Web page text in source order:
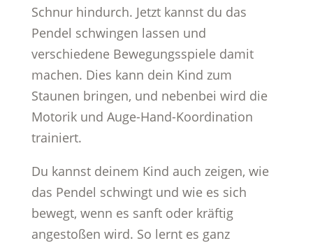
Schnur hindurch. Jetzt kannst du das
Pendel schwingen lassen und
verschiedene Bewegungsspiele damit
machen. Dies kann dein Kind zum
Staunen bringen, und nebenbei wird die
Motorik und Auge-Hand-Koordination
trainiert.
Du kannst deinem Kind auch zeigen, wie
das Pendel schwingt und wie es sich
bewegt, wenn es sanft oder kräftig
angestoßen wird. So lernt es ganz